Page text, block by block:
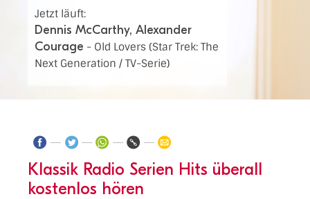
Jetzt läuft:
Dennis McCarthy, Alexander
Courage - Old Lovers (Star Trek: The
Next Generation / TV-Serie)
Klassik Radio Serien Hits überall
kostenlos hören